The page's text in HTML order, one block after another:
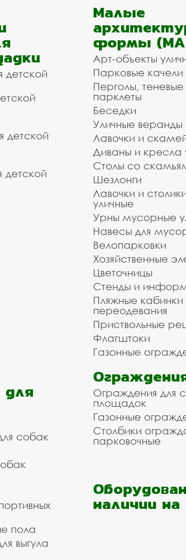
детской
детской
детской
Малые
формы
Арт-объекты
Парковые качели
Перголы,
парклеты
Беседки
Уличные веранды
Лавочки и
Диваны и кресла
Столы со
Шезлонги
Лавочки и
уличные
Урны мусорные
Навесы для
Велопарковки
Хозяйственные
Цветочницы
Стенды и
Пляжные кабинки
переодевания
Приствольные
Флагштоки
Газонные
для
собак
Ограждения для
площадок
Газонные
Столбики
парковочные
пола
выгула
наличии на